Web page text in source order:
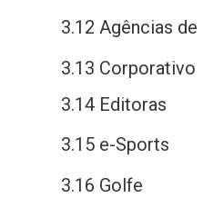
3.12 Agências de
3.13 Corporativo
3.14 Editoras
3.15 e-Sports
3.16 Golfe